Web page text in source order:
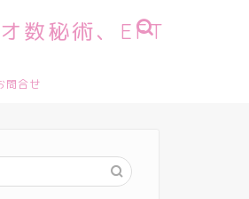
数秘術、EFT
問合せ